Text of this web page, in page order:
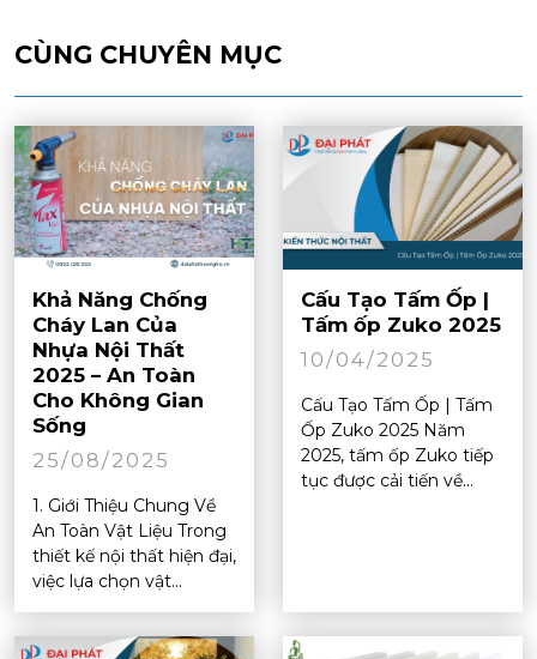
CÙNG CHUYÊN MỤC
Khả Năng Chống
Cháy Lan Của
Nhựa Nội Thất
2025 – An Toàn
Cho Không Gian
Sống
25/08/2025
1. Giới Thiệu Chung Về
An Toàn Vật Liệu Trong
thiết kế nội thất hiện đại,
việc lựa chọn vật...
Cấu Tạo Tấm Ốp |
Tấm ốp Zuko 2025
10/04/2025
Cấu Tạo Tấm Ốp | Tấm
Ốp Zuko 2025 Năm
2025, tấm ốp Zuko tiếp
tục được cải tiến về...